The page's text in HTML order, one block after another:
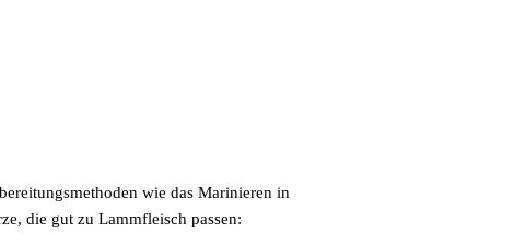
wie das Marinieren in
die gut zu Lammfleisch passen: